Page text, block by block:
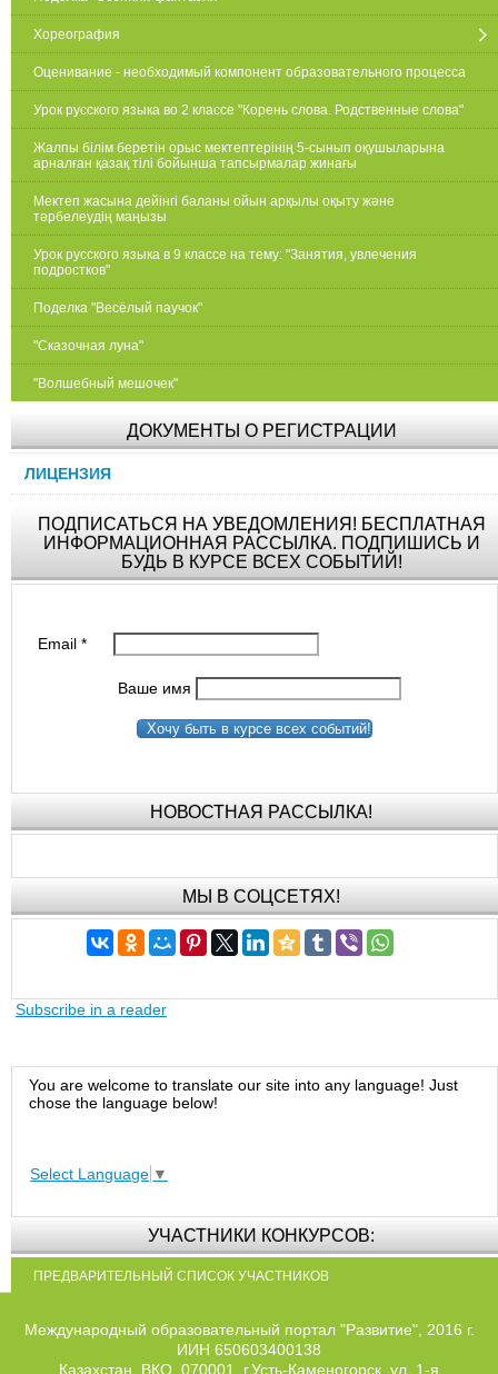
Хореография
Оценивание - необходимый компонент образовательного процесса
Урок русского языка во 2 классе "Корень слова. Родственные слова"
Жалпы білім беретін орыс мектептерінің 5-сынып оқушыларына
арналған қазақ тілі бойынша тапсырмалар жинағы
Мектеп жасына дейінгі баланы ойын арқылы оқыту және
тәрбелеудің маңызы
Урок русского языка в 9 классе на тему: "Занятия, увлечения
подростков"
Поделка "Весёлый паучок"
"Сказочная луна"
"Волшебный мешочек"
ДОКУМЕНТЫ О РЕГИСТРАЦИИ
ЛИЦЕНЗИЯ
ПОДПИСАТЬСЯ НА УВЕДОМЛЕНИЯ! БЕСПЛАТНАЯ
ИНФОРМАЦИОННАЯ РАССЫЛКА. ПОДПИШИСЬ И
БУДЬ В КУРСЕ ВСЕХ СОБЫТИЙ!
Email*
Ваше имя
Хочу быть в курсе всех событий!
НОВОСТНАЯ РАССЫЛКА!
МЫ В СОЦСЕТЯХ!
Subscribe in a reader
You are welcome to translate our site into any language! Just
chose the language below!
Select Language ▼
УЧАСТНИКИ КОНКУРСОВ:
ПРЕДВАРИТЕЛЬНЫЙ СПИСОК УЧАСТНИКОВ
Международный образовательный портал "Развитие", 2016 г.
ИИН 650603400138
Казахстан, ВКО, 070001, г.Усть-Каменогорск, ул. 1-я